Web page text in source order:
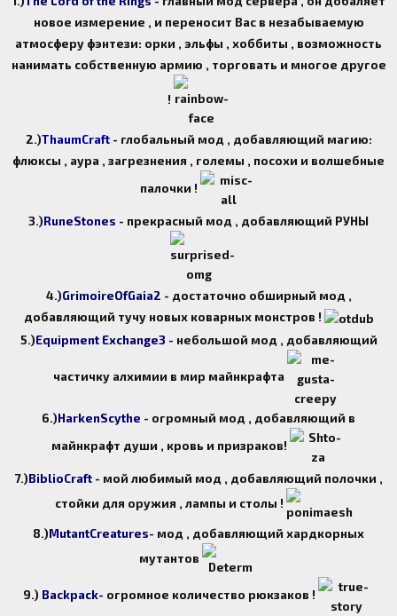
новое измерение , и переносит Вас в незабываемую
атмосферу фэнтези: орки , эльфы , хоббиты , возможность
нанимать собственную армию , торговать и многое другое
!
2.)ThaumCraft- глобальный мод , добавляющий магию:
флюксы , аура , загрезнения , големы , посохи и волшебные
палочки !
3.)RuneStones - прекрасный мод , добавляющий РУНЫ
4.)GrimoireOfGaia2 - достаточно обширный мод ,
добавляющий тучу новых коварных монстров !
5.)Equipment Exchange3 - небольшой мод , добавляющий
частичку алхимии в мир майнкрафта
6.)HarkenScythe - огромный мод , добавляющий в
майнкрафт души , кровь и призраков!
7.)BiblioCraft- мой любимый мод , добавляющий полочки ,
стойки для оружия , лампы и столы !
8.)MutantCreatures- мод , добавляющий хардкорных
мутантов
9.) Backpack- огромное количество рюкзаков !